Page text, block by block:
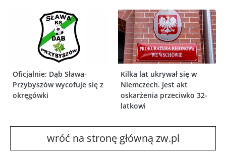
Oficjalnie: Dąb Sława-
Przybyszów wycofuje się z
okręgówki
Kilka lat ukrywał się w
Niemczech. Jest akt
oskarżenia przeciwko 32-
latkowi
wróć na stronę główną zw.pl